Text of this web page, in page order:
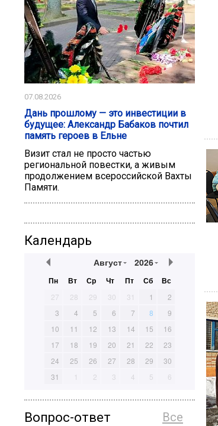
07.08.2026
Дань прошлому — это инвестиции в
будущее: Александр Бабаков почтил
память героев в Ельне
Визит стал не просто частью
региональной повестки, а живым
продолжением всероссийской Вахты
Памяти.
Календарь
Август 2026
Пн Вт Ср Чт Пт Сб Вс
27 28 29 30 31 1
2
3
4 5 6 7 8
9
10
11 12 13 14 15
16
17
18 19 20 21 22
23
24
25 26 27 28 29
30
31
1 2 3 4 5 6
Все
Вопрос-ответ